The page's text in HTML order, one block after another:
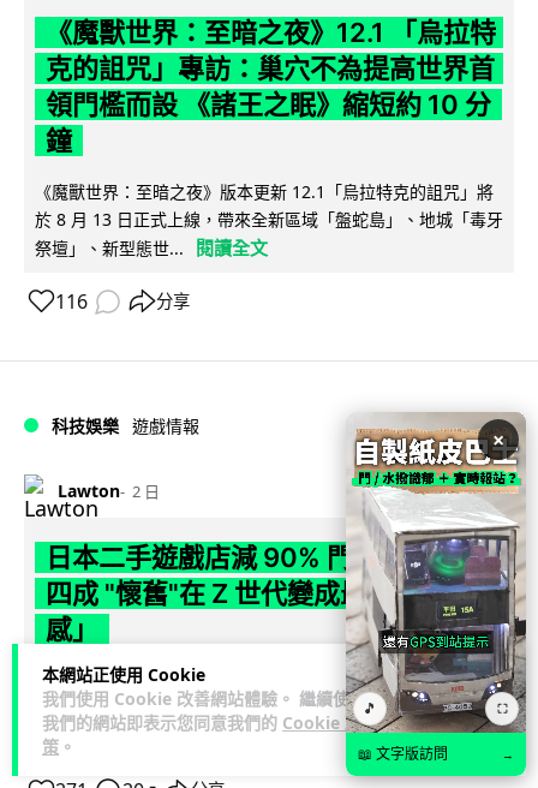
本網站正使用 Cookie
我們使用 Cookie 改善網站體驗。 繼續使用
我們的網站即表示您同意我們的 Cookie 政
策 。
《魔獸世界：至暗之夜》12.1 「烏拉特
克的詛咒」專訪：巢穴不為提高世界首
領門檻而設 《諸王之眠》縮短約 10 分
鐘
《魔獸世界：至暗之夜》版本更新 12.1「烏拉特克的詛咒」將
於 8 月 13 日正式上線，帶來全新區域「盤蛇島」、地城「毒牙
祭壇」、新型態世...
閱讀全文
116 分享
科技娛樂 遊戲情報
Lawton 2 日
日本二手遊戲店減 90% 門市 業績反增
四成 "懷舊"在 Z 世代變成最潮「新鮮
感」
日本零售巨頭 GEO 將懷舊遊戲銷售門市從 1,000 間大幅減至
99 間，但銷售額卻不降反升至過往的 1.4 倍。做到「減店增
收」奇蹟，... 閱讀全文
×
🎵 ⛶
📖 文字版訪問 →